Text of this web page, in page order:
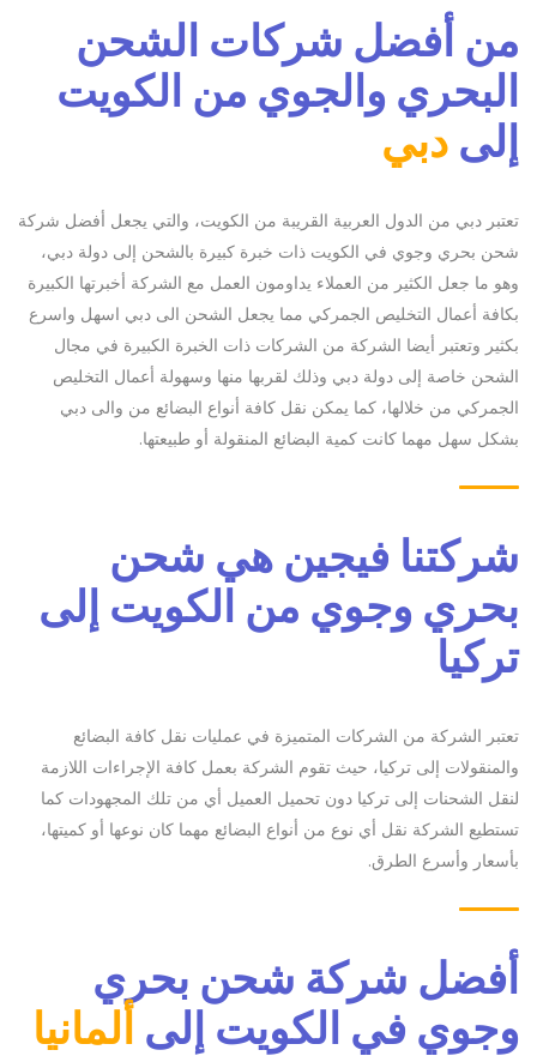
من أفضل شركات الشحن
البحري والجوي من الكويت
إلىدبي
تعتبر دبي من الدول العربية القريبة من الكويت، والتي يجعل أفضل شركة
شحن بحري وجوي في الكويت ذات خبرة كبيرة بالشحن إلى دولة دبي،
وهو ما جعل الكثير من العملاء يداومون العمل مع الشركة أخبرتها الكبيرة
بكافة أعمال التخليص الجمركي مما يجعل الشحن الى دبي اسهل واسرع
بكثير وتعتبر أيضا الشركة من الشركات ذات الخبرة الكبيرة في مجال
الشحن خاصة إلى دولة دبي وذلك لقربها منها وسهولة أعمال التخليص
الجمركي من خلالها، كما يمكن نقل كافة أنواع البضائع من والى دبي
بشكل سهل مهما كانت كمية البضائع المنقولة أو طبيعتها.
شركتنا فيجين هي شحن
بحري وجوي من الكويت إلى
تركيا
تعتبر الشركة من الشركات المتميزة في عمليات نقل كافة البضائع
والمنقولات إلى تركيا، حيث تقوم الشركة بعمل كافة الإجراءات اللازمة
لنقل الشحنات إلى تركيا دون تحميل العميل أي من تلك المجهودات كما
تستطيع الشركة نقل أي نوع من أنواع البضائع مهما كان نوعها أو كميتها،
بأسعار وأسرع الطرق.
أفضل شركة شحن بحري
وجوي في الكويت إلىألمانيا